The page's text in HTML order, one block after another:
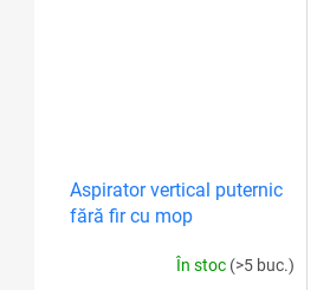
Aspirator vertical puternic
fără fir cu mop
În stoc (>5 buc.)